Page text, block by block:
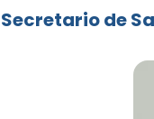
Secretario de